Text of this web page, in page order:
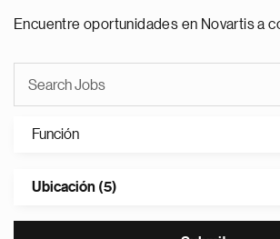
Encuentre oportunidades en Novartis a
Función
Ubicación (5)